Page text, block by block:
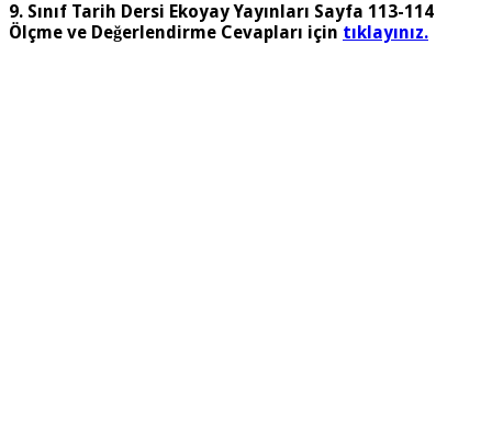
9. Sınıf Tarih Dersi Ekoyay Yayınları Sayfa 113-114
Ölçme ve Değerlendirme Cevapları için tıklayınız.